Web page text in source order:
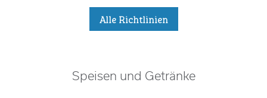
Alle Richtlinien
Speisen und Getränke